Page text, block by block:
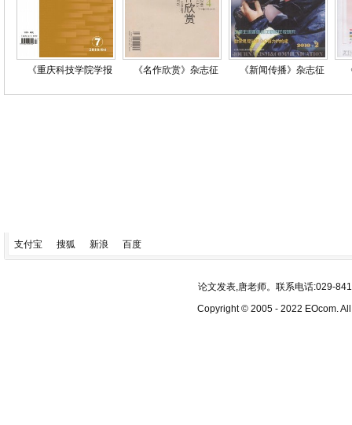
《重庆科技学院学报 《名作欣赏》杂志征 《新闻传播》杂志征
支付宝 搜狐 新浪 百度
论文发表,唐老师。联系电话:029-
Copyright © 2005 - 2022 EOcom.